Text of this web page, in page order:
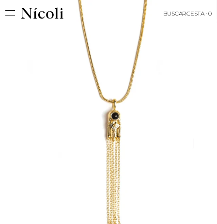
BUSCARCESTA · 0